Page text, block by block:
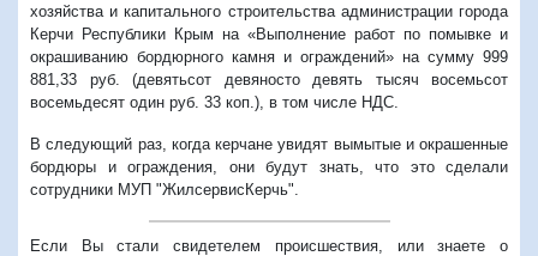
хозяйства и капитального строительства администрации города
Керчи Республики Крым на «Выполнение работ по помывке и
окрашиванию бордюрного камня и ограждений» на сумму 999
881,33 руб. (девятьсот девяносто девять тысяч восемьсот
восемьдесят один руб. 33 коп.), в том числе НДС.
В следующий раз, когда керчане увидят вымытые и окрашенные
бордюры и ограждения, они будут знать, что это сделали
сотрудники МУП "ЖилсервисКерчь".
Если Вы стали свидетелем происшествия, или знаете о